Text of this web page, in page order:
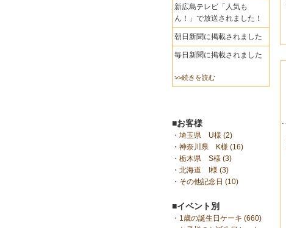
新広島テレビ「人気も
ん！」で放送されました！
朝日新聞に掲載されました
毎日新聞に掲載されました
>>続きを読む
■お客様
・ 埼玉県 U様 (2)
・ 神奈川県 K様 (16)
・ 栃木県 S様 (3)
・ 北海道 I様 (3)
・ その他記念日 (10)
■イベント別
・ 1歳の誕生日ケーキ (660)